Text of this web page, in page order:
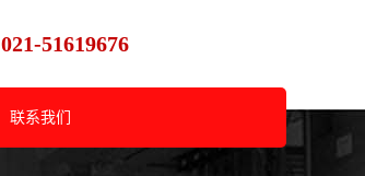
021-51619676
联系我们